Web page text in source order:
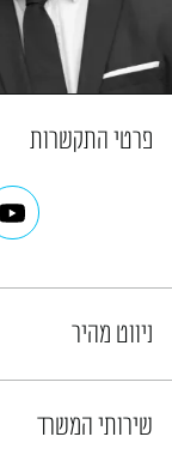
פרטי התקשרות
ניווט מהיר
שירותי המשרד